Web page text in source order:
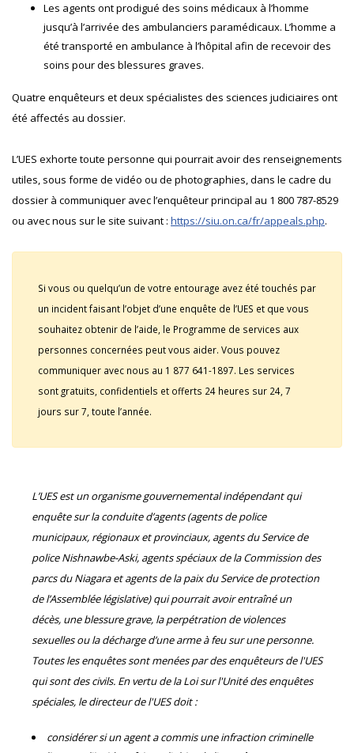
Les agents ont prodigué des soins médicaux à l’homme
jusqu’à l’arrivée des ambulanciers paramédicaux. L’homme a
été transporté en ambulance à l’hôpital afin de recevoir des
soins pour des blessures graves.
Quatre enquêteurs et deux spécialistes des sciences judiciaires ont
été affectés au dossier.
L’UES exhorte toute personne qui pourrait avoir des renseignements
utiles, sous forme de vidéo ou de photographies, dans le cadre du
dossier à communiquer avec l’enquêteur principal au 1 800 787-8529
ou avec nous sur le site suivant : https://siu.on.ca/fr/appeals.php.
Si vous ou quelqu’un de votre entourage avez été touchés par
un incident faisant l’objet d’une enquête de l’UES et que vous
souhaitez obtenir de l’aide, le Programme de services aux
personnes concernées peut vous aider. Vous pouvez
communiquer avec nous au 1 877 641-1897. Les services
sont gratuits, confidentiels et offerts 24 heures sur 24, 7
jours sur 7, toute l’année.
L’UES est un organisme gouvernemental indépendant qui
enquête sur la conduite d’agents (agents de police
municipaux, régionaux et provinciaux, agents du Service de
police Nishnawbe-Aski, agents spéciaux de la Commission des
parcs du Niagara et agents de la paix du Service de protection
de l’Assemblée législative) qui pourrait avoir entraîné un
décès, une blessure grave, la perpétration de violences
sexuelles ou la décharge d’une arme à feu sur une personne.
Toutes les enquêtes sont menées par des enquêteurs de l'UES
qui sont des civils. En vertu de la Loi sur l'Unité des enquêtes
spéciales, le directeur de l'UES doit :
considérer si un agent a commis une infraction criminelle